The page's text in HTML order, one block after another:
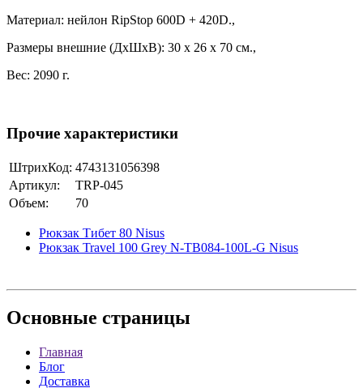
Материал: нейлон RipStop 600D + 420D.,
Размеры внешние (ДхШхВ): 30 х 26 х 70 см.,
Вес: 2090 г.
Прочие характеристики
ШтрихКод: 4743131056398
Артикул:
TRP-045
Объем:
70
Рюкзак Тибет 80 Nisus
Рюкзак Travel 100 Grey N-TB084-100L-G Nisus
Основные страницы
Главная
Блог
Доставка